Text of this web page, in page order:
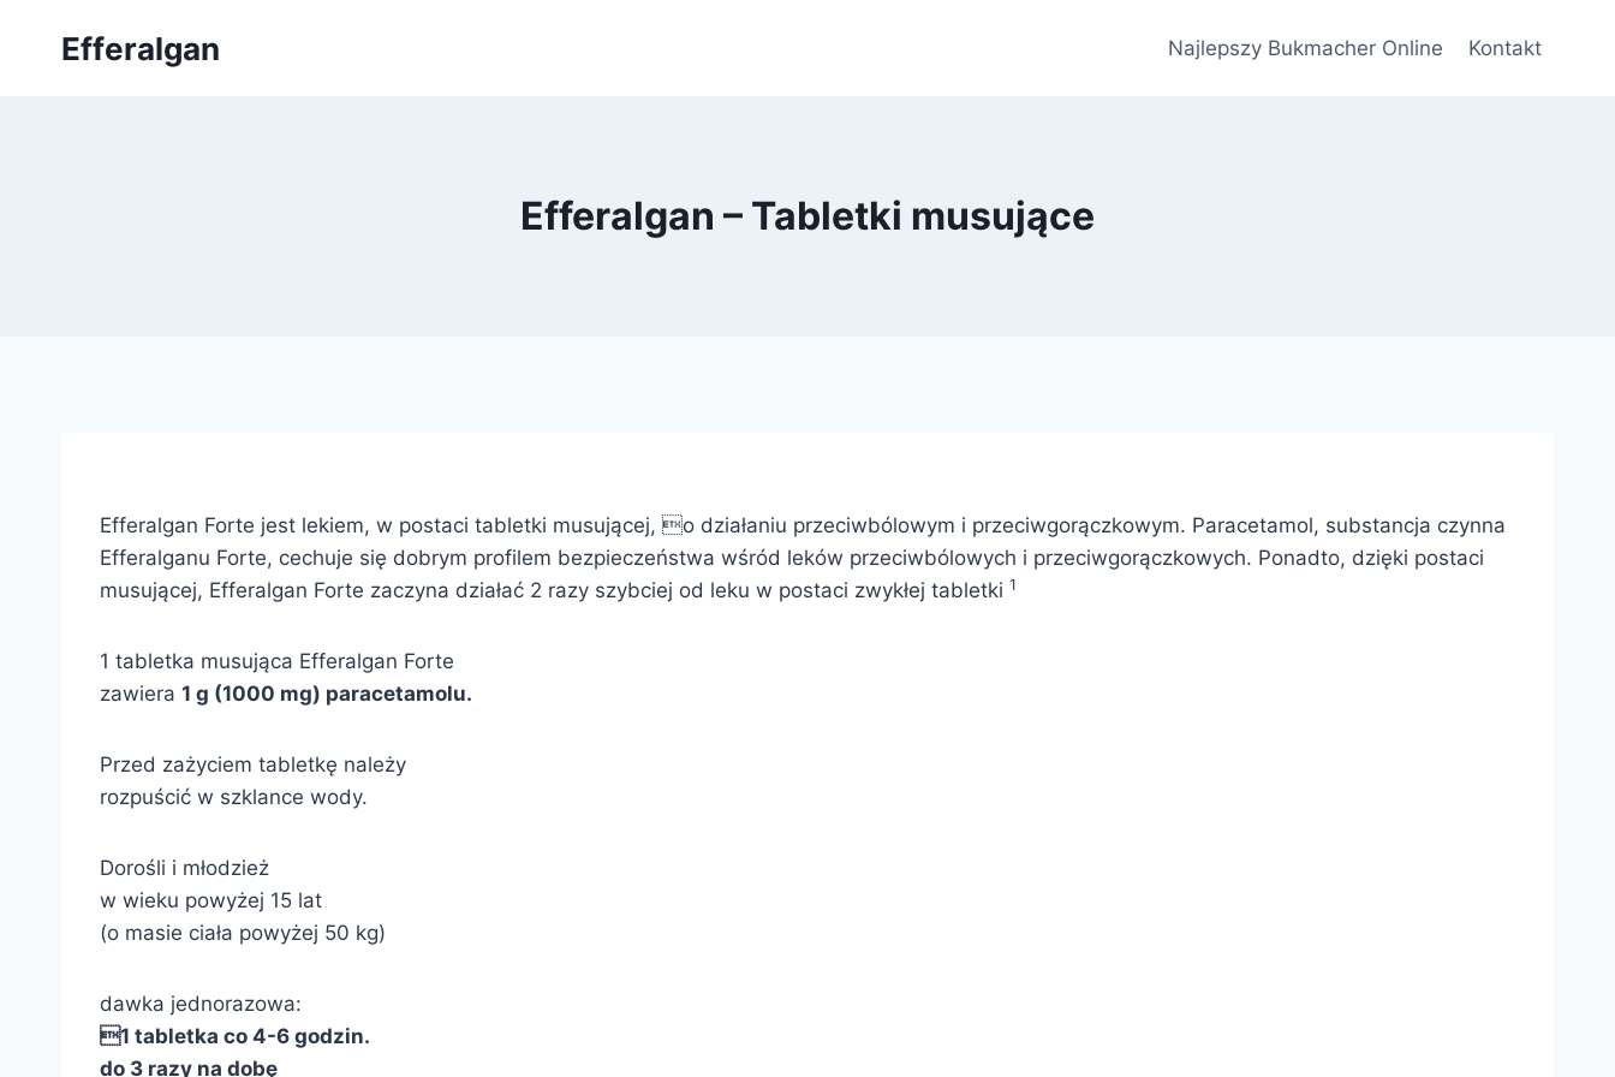
Efferalgan Najlepszy Bukmacher Online Kontakt
Efferalgan – Tabletki musujące
Efferalgan Forte jest lekiem, w postaci tabletki musującej, o działaniu przeciwbólowym i przeciwgorączkowym. Paracetamol, substancja czynna
Efferalganu Forte, cechuje się dobrym profilem bezpieczeństwa wśród leków przeciwbólowych i przeciwgorączkowych. Ponadto, dzięki postaci
musującej, Efferalgan Forte zaczyna działać 2 razy szybciej od leku w postaci zwykłej tabletki 1
1 tabletka musująca Efferalgan Forte
zawiera 1 g (1000 mg) paracetamolu.
Przed zażyciem tabletkę należy
rozpuścić w szklance wody.
Dorośli i młodzież
w wieku powyżej 15 lat
(o masie ciała powyżej 50 kg)
dawka jednorazowa:
1 tabletka co 4-6 godzin.
do 3 razy na dobę